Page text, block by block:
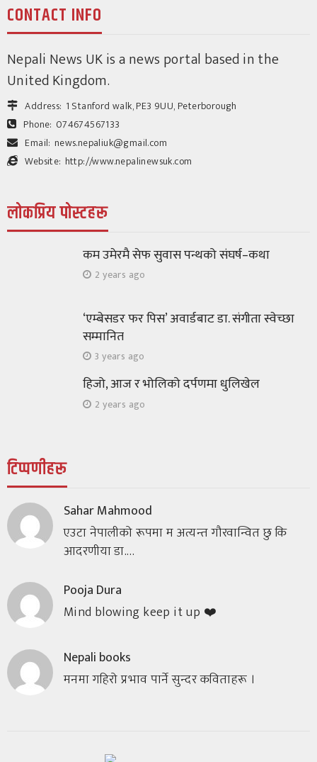
सातौं प्रतिभा नक्षत्र अगस्ट १६ मा हुँदै,
बालबालिकालाई सहभागी गराउन अपिल
श्रीकृष्ण उप्रेती 1 month ago
विचार/ब्लग
मदन राजमार्गको घुम्तीमा भेटिएका कमरेडहरू
CONTACT INFO
Nepali News UK is a news portal based in the
United Kingdom.
Address: 1 Stanford walk, PE3 9UU, Peterborough
Phone: 074674567133
Email: news.nepaliuk@gmail.com
Website: http://www.nepalinewsuk.com
लोकप्रिय पोस्टहरू
कम उमेरमै सेफ सुवास पन्थको संघर्ष–कथा
2 years ago
‘एम्बेसडर फर पिस’ अवार्डबाट डा. संगीता स्वेच्छा
सम्मानित
3 years ago
हिजो, आज र भोलिको दर्पणमा धुलिखेल
2 years ago
टिप्पणीहरू
Sahar Mahmood
एउटा नेपालीको रूपमा म अत्यन्त गौरवान्वित छु कि
आदरणीया डा.…
Pooja Dura
Mind blowing keep it up ❤️
Nepali books
मनमा गहिरो प्रभाव पार्ने सुन्दर कविताहरू ।